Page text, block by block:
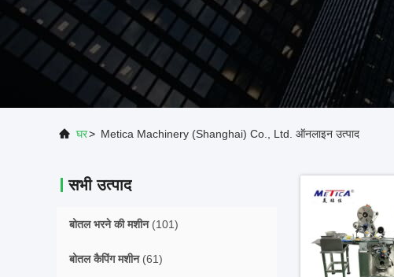
घर> Metica Machinery (Shanghai) Co., Ltd. ऑनलाइन उत्पाद
सभी उत्पाद
बोतल भरने की मशीन(101)
बोतल कैपिंग मशीन(61)